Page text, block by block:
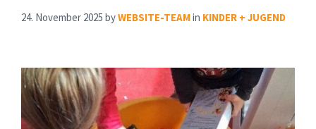
24. November 2025 byWEBSITE-TEAMin KINDER + JUGEND